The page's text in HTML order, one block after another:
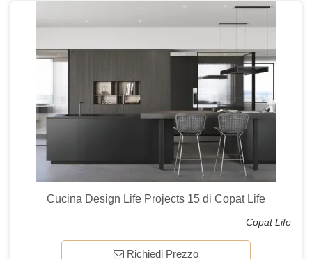
Cucina Design Life Projects 15 di Copat Life
Copat Life
Richiedi Prezzo